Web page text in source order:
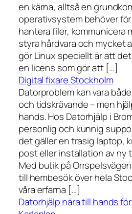
en kärna, alltså en
operativsystem behöver
hantera filer, kommunicera
styra hårdvara och mycket
gör Linux speciellt är att
en licens som gör att […]
Digital fixare Stockholm
Datorproblem kan vara
och tidskrävande – men
hands. Hos Datorhjälp i
personlig och kunnig
det gäller en trasig laptop,
post eller installation av ny
Med butik på
till hembesök över hela
våra erfarna […]
Datorhjälp nära till hands